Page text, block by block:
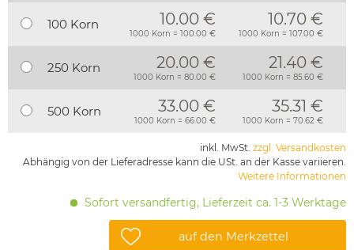
100 Korn 10.00 €
1000 Korn = 100.00 €
10.70 €
1000 Korn = 107.00 €
250 Korn 20.00 €
1000 Korn = 80.00 €
21.40 €
1000 Korn = 85.60 €
500 Korn 33.00 €
1000 Korn = 66.00 €
35.31 €
1000 Korn = 70.62 €
inkl. MwSt. zzgl. Versandkosten
Abhängig von der Lieferadresse kann die USt. an der Kasse variieren.
Weitere Informationen
Sofort versandfertig, Lieferzeit ca. 1-3 Werktage
auf den Merkzettel